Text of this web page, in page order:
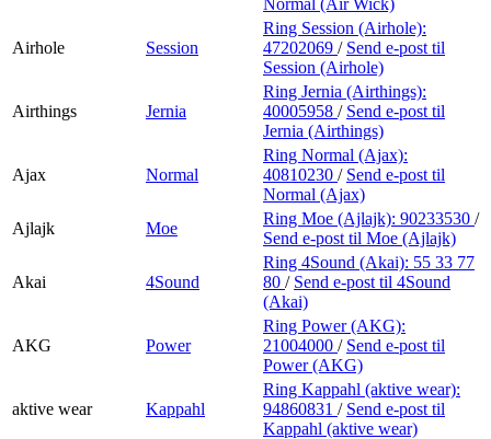
Airhole Session
Ring Session (Airhole):
47202069 / Send e-post til
Session (Airhole)
Airthings Jernia
Ring Jernia (Airthings):
40005958 / Send e-post til
Jernia (Airthings)
Ajax Normal
Ring Normal (Ajax):
40810230 / Send e-post til
Normal (Ajax)
Ajlajk
Moe
Ring Moe (Ajlajk): 90233530 /
Send e-post til Moe (Ajlajk)
Akai 4Sound
Ring 4Sound (Akai): 55 33 77
80 / Send e-post til 4Sound
(Akai)
AKG Power
Ring Power (AKG):
21004000 / Send e-post til
Power (AKG)
aktive wear Kappahl
Ring Kappahl (aktive wear):
94860831 / Send e-post til
Kappahl (aktive wear)